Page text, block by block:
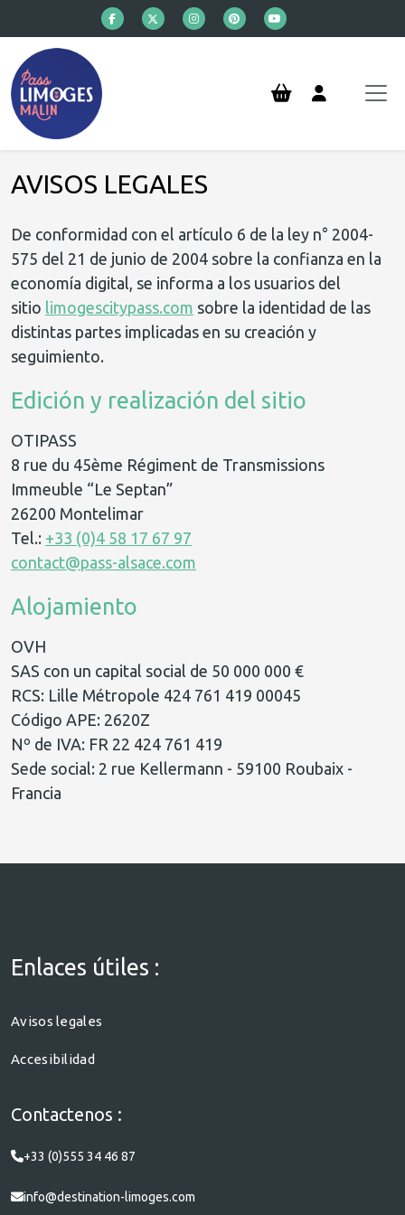
Ir al contenido principal
AVISOS LEGALES
De conformidad con el artículo 6 de la ley n° 2004-
575 del 21 de junio de 2004 sobre la confianza en la
economía digital, se informa a los usuarios del
sitio limogescitypass.com sobre la identidad de las
distintas partes implicadas en su creación y
seguimiento.
Edición y realización del sitio
OTIPASS
8 rue du 45ème Régiment de Transmissions
Immeuble “Le Septan”
26200 Montelimar
Tel.: +33 (0)4 58 17 67 97
contact@pass-alsace.com
Alojamiento
OVH
SAS con un capital social de 50 000 000 €
RCS: Lille Métropole 424 761 419 00045
Código APE: 2620Z
Nº de IVA: FR 22 424 761 419
Sede social: 2 rue Kellermann - 59100 Roubaix -
Francia
Enlaces útiles :
Avisos legales
Accesibilidad
Contactenos :
+33 (0)555 34 46 87
info@destination-limoges.com